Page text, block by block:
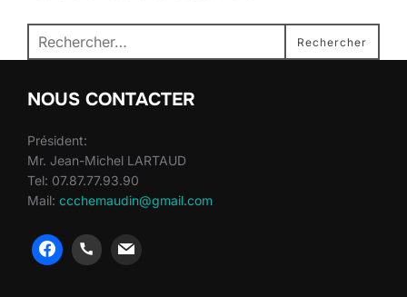
Recherche
pour :
Rechercher
NOUS CONTACTER
Président:
Mr. Jean-Michel LARTAUD
Tel: 07.87.77.93.90
Mail: ccchemaudin@gmail.com